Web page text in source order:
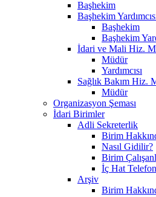
Başhekim
Başhekim
Başhekim
Başhekim
İdari ve Mali Hiz.
Müdür
Yardımcısı
Sağlık Bakım Hiz.
Müdür
Organizasyon Şeması
İdari Birimler
Adli Sekreterlik
Birim
Nasıl Gidilir?
Birim
İç Hat Telefon
Arşiv
Birim